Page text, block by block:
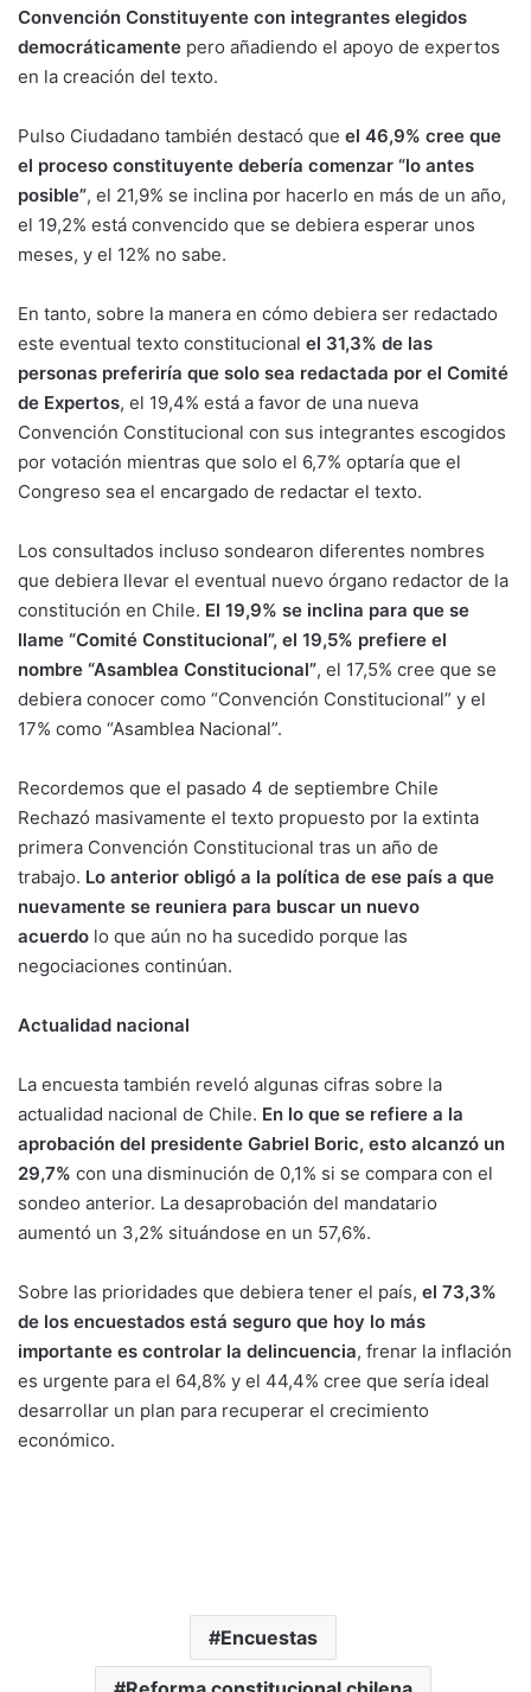
Convención Constituyente con integrantes elegidos
democráticamente pero añadiendo el apoyo de expertos
en la creación del texto.
Pulso Ciudadano también destacó que el 46,9% cree que
el proceso constituyente debería comenzar “lo antes
posible”, el 21,9% se inclina por hacerlo en más de un año,
el 19,2% está convencido que se debiera esperar unos
meses, y el 12% no sabe.
En tanto, sobre la manera en cómo debiera ser redactado
este eventual texto constitucional el 31,3% de las
personas preferiría que solo sea redactada por el Comité
de Expertos, el 19,4% está a favor de una nueva
Convención Constitucional con sus integrantes escogidos
por votación mientras que solo el 6,7% optaría que el
Congreso sea el encargado de redactar el texto.
Los consultados incluso sondearon diferentes nombres
que debiera llevar el eventual nuevo órgano redactor de la
constitución en Chile. El 19,9% se inclina para que se
llame “Comité Constitucional”, el 19,5% prefiere el
nombre “Asamblea Constitucional”, el 17,5% cree que se
debiera conocer como “Convención Constitucional” y el
17% como “Asamblea Nacional”.
Recordemos que el pasado 4 de septiembre Chile
Rechazó masivamente el texto propuesto por la extinta
primera Convención Constitucional tras un año de
trabajo. Lo anterior obligó a la política de ese país a que
nuevamente se reuniera para buscar un nuevo
acuerdo lo que aún no ha sucedido porque las
negociaciones continúan.
Actualidad nacional
La encuesta también reveló algunas cifras sobre la
actualidad nacional de Chile. En lo que se refiere a la
aprobación del presidente Gabriel Boric, esto alcanzó un
29,7% con una disminución de 0,1% si se compara con el
sondeo anterior. La desaprobación del mandatario
aumentó un 3,2% situándose en un 57,6%.
Sobre las prioridades que debiera tener el país, el 73,3%
de los encuestados está seguro que hoy lo más
importante es controlar la delincuencia, frenar la inflación
es urgente para el 64,8% y el 44,4% cree que sería ideal
desarrollar un plan para recuperar el crecimiento
económico.
Encuestas